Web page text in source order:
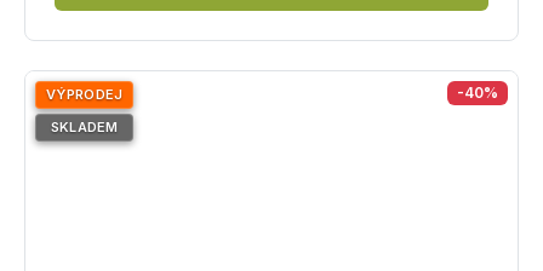
VÝPRODEJ
SKLADEM
-40%